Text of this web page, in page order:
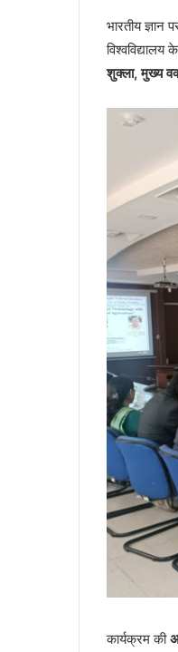
भारतीय ज्ञान
शुक्ला, मुख्य
कार्यक्रम की